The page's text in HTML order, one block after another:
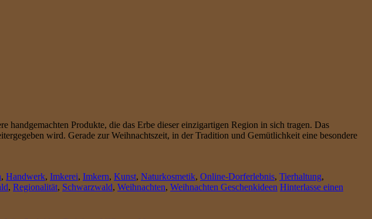
Produkte, die das Erbe dieser einzigartigen Region in sich tragen. Das
wird. Gerade zur Weihnachtszeit, in der Tradition und Gemütlichkeit eine besondere
, Handwerk, Imkerei, Imkern, Kunst, Naturkosmetik, Online-Dorferlebnis, Tierhaltung,
, Regionalität, Schwarzwald, Weihnachten, Weihnachten Geschenkideen Hinterlasse einen